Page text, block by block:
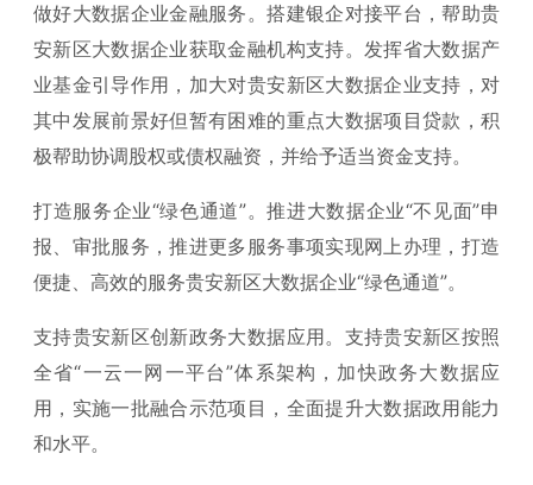
做好大数据企业金融服务。搭建银企对接平台，帮助贵
安新区大数据企业获取金融机构支持。发挥省大数据产
业基金引导作用，加大对贵安新区大数据企业支持，对
其中发展前景好但暂有困难的重点大数据项目贷款，积
极帮助协调股权或债权融资，并给予适当资金支持。
打造服务企业“绿色通道”。推进大数据企业“不见面”申
报、审批服务，推进更多服务事项实现网上办理，打造
便捷、高效的服务贵安新区大数据企业“绿色通道”。
支持贵安新区创新政务大数据应用。支持贵安新区按照
全省“一云一网一平台”体系架构，加快政务大数据应
用，实施一批融合示范项目，全面提升大数据政用能力
和水平。